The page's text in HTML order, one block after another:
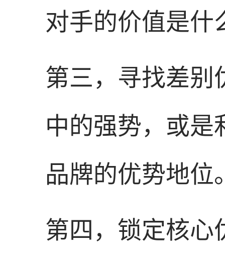
对手的价值是什
第三，寻找差别
中的强势，或是
品牌的优势地位
第四，锁定核心